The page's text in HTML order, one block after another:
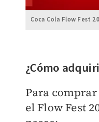
Coca Cola Flow Fest
¿Cómo
Para
el Flow Fest